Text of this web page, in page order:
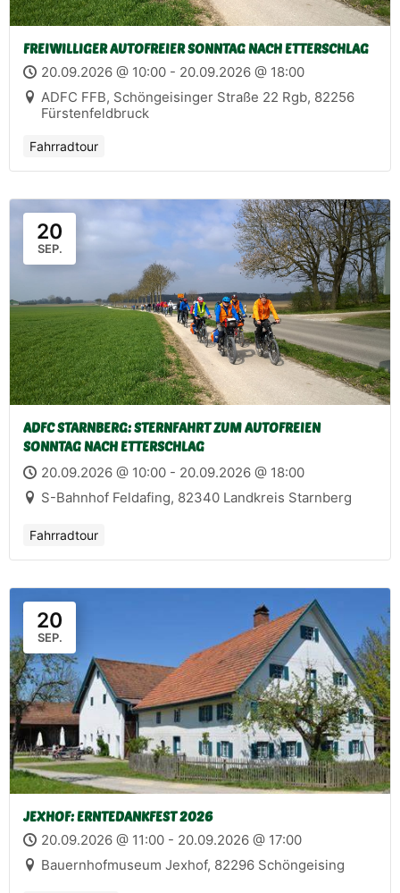
FREIWILLIGER AUTOFREIER SONNTAG NACH ETTERSCHLAG
20.09.2026 @ 10:00 - 20.09.2026 @ 18:00
ADFC FFB, Schöngeisinger Straße 22 Rgb, 82256
Fürstenfeldbruck
Fahrradtour
20
SEP.
ADFC STARNBERG: STERNFAHRT ZUM AUTOFREIEN
SONNTAG NACH ETTERSCHLAG
20.09.2026 @ 10:00 - 20.09.2026 @ 18:00
S-Bahnhof Feldafing, 82340 Landkreis Starnberg
Fahrradtour
20
SEP.
JEXHOF: ERNTEDANKFEST 2026
20.09.2026 @ 11:00 - 20.09.2026 @ 17:00
Bauernhofmuseum Jexhof, 82296 Schöngeising